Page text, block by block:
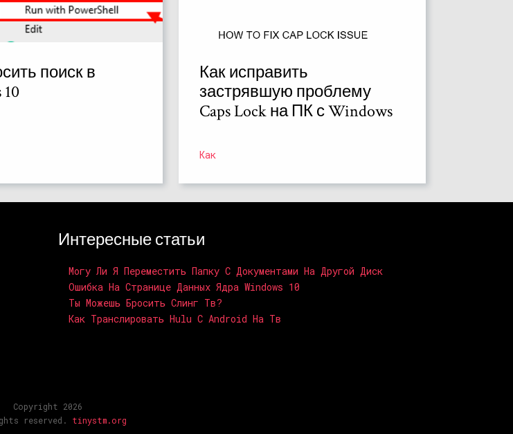
поиск в
Как исправить
застрявшую проблему
Caps Lock на ПК с Windows
Как
Интересные статьи
Могу Ли Я Переместить Папку С Документами На Другой Диск
Ошибка На Странице Данных Ядра Windows 10
Ты Можешь Бросить Слинг Тв?
Как Транслировать Hulu С Android На Тв
Copyright 2026
reserved. tinystm.org